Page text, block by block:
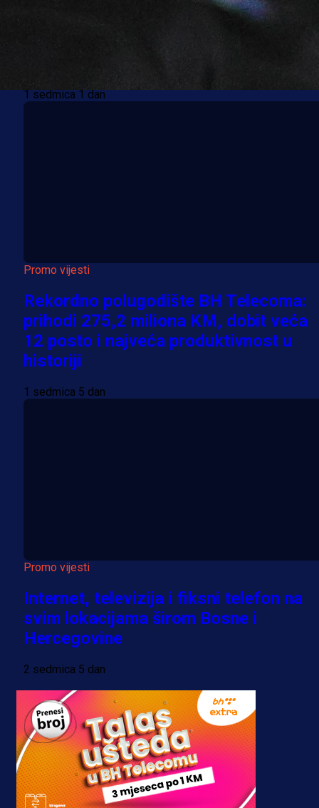
1 sedmica 1 dan
Promo vijesti
Rekordno polugodište BH Telecoma:
prihodi 275,2 miliona KM, dobit veća
12 posto i najveća produktivnost u
historiji
1 sedmica 5 dan
Promo vijesti
Internet, televizija i fiksni telefon na
svim lokacijama širom Bosne i
Hercegovine
2 sedmica 5 dan